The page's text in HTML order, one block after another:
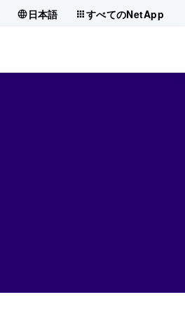
日本語 すべてのNetApp